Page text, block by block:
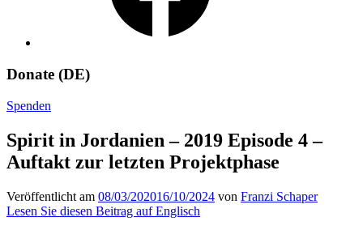
Donate (DE)
Spenden
Spirit in Jordanien – 2019 Episode 4 –
Auftakt zur letzten Projektphase
Veröffentlicht am 08/03/202016/10/2024 von Franzi Schaper
Lesen Sie diesen Beitrag auf Englisch